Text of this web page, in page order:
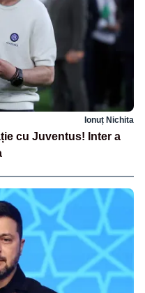
Ionuț Nichita
cu Juventus! Inter a